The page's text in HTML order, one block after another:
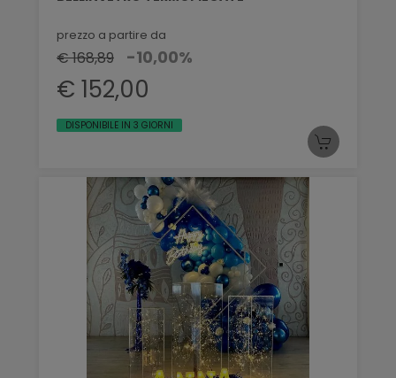
prezzo a partire da
€ 168,89 -10,00%
€ 152,00
DISPONIBILE IN 3 GIORNI